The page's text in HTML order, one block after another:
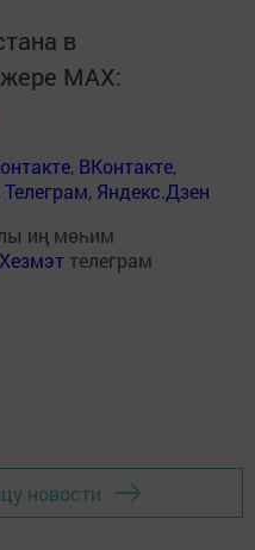
в
MАХ:
, ВКонтакте,
Телеграм, Яндекс.Дзен
иң мөһим
телеграм
новости